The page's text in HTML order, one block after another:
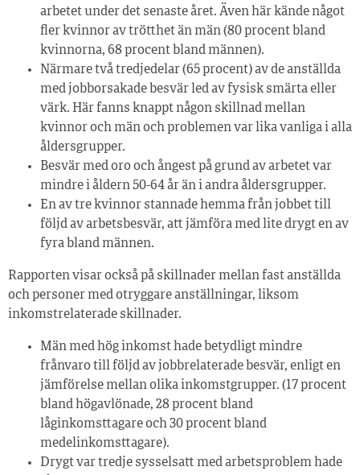
arbetet under det senaste året. Även här kände något
fler kvinnor av trötthet än män (80 procent bland
kvinnorna, 68 procent bland männen).
Närmare två tredjedelar (65 procent) av de anställda
med jobborsakade besvär led av fysisk smärta eller
värk. Här fanns knappt någon skillnad mellan
kvinnor och män och problemen var lika vanliga i alla
åldersgrupper.
Besvär med oro och ångest på grund av arbetet var
mindre i åldern 50-64 år än i andra åldersgrupper.
En av tre kvinnor stannade hemma från jobbet till
följd av arbetsbesvär, att jämföra med lite drygt en av
fyra bland männen.
Rapporten visar också på skillnader mellan fast anställda
och personer med otryggare anställningar, liksom
inkomstrelaterade skillnader.
Män med hög inkomst hade betydligt mindre
frånvaro till följd av jobbrelaterade besvär, enligt en
jämförelse mellan olika inkomstgrupper. (17 procent
bland högavlönade, 28 procent bland
låginkomsttagare och 30 procent bland
medelinkomsttagare).
Drygt var tredje sysselsatt med arbetsproblem hade